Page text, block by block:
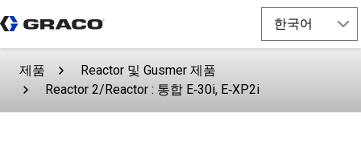
제품
Reactor 및 Gusmer 제품
Reactor 2/Reactor : 통합 E‑30i, E‑XP2i